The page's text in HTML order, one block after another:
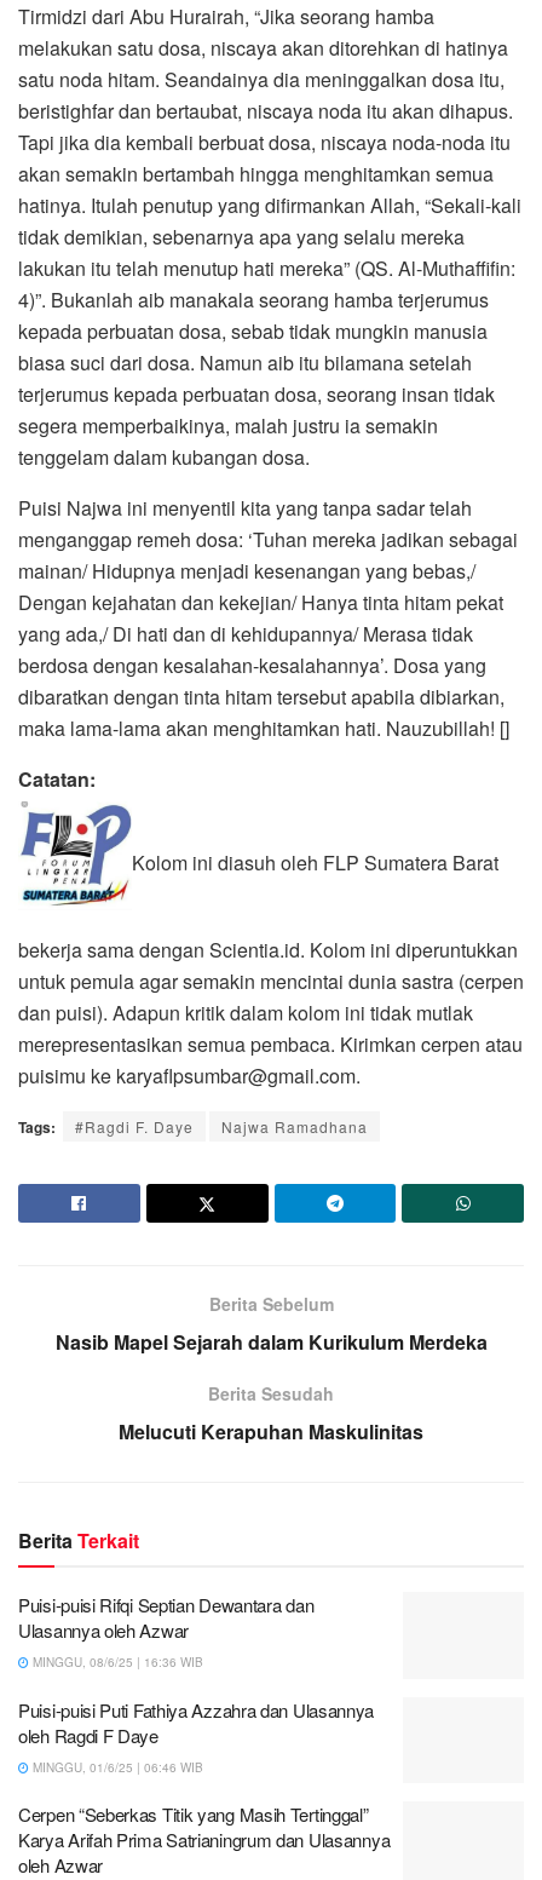
Tirmidzi dari Abu Hurairah, “Jika seorang hamba
melakukan satu dosa, niscaya akan ditorehkan di hatinya
satu noda hitam. Seandainya dia meninggalkan dosa itu,
beristighfar dan bertaubat, niscaya noda itu akan dihapus.
Tapi jika dia kembali berbuat dosa, niscaya noda-noda itu
akan semakin bertambah hingga menghitamkan semua
hatinya. Itulah penutup yang difirmankan Allah, “Sekali-kali
tidak demikian, sebenarnya apa yang selalu mereka
lakukan itu telah menutup hati mereka” (QS. Al-Muthaffifin:
4)”. Bukanlah aib manakala seorang hamba terjerumus
kepada perbuatan dosa, sebab tidak mungkin manusia
biasa suci dari dosa. Namun aib itu bilamana setelah
terjerumus kepada perbuatan dosa, seorang insan tidak
segera memperbaikinya, malah justru ia semakin
tenggelam dalam kubangan dosa.
Puisi Najwa ini menyentil kita yang tanpa sadar telah
menganggap remeh dosa: ‘Tuhan mereka jadikan sebagai
mainan/ Hidupnya menjadi kesenangan yang bebas,/
Dengan kejahatan dan kekejian/ Hanya tinta hitam pekat
yang ada,/ Di hati dan di kehidupannya/ Merasa tidak
berdosa dengan kesalahan-kesalahannya’. Dosa yang
dibaratkan dengan tinta hitam tersebut apabila dibiarkan,
maka lama-lama akan menghitamkan hati. Nauzubillah! []
Catatan:
Kolom ini diasuh oleh FLP Sumatera Barat
bekerja sama dengan Scientia.id. Kolom ini diperuntukkan
untuk pemula agar semakin mencintai dunia sastra (cerpen
dan puisi). Adapun kritik dalam kolom ini tidak mutlak
merepresentasikan semua pembaca. Kirimkan cerpen atau
puisimu ke karyaflpsumbar@gmail.com.
Tags: #Ragdi F. Daye Najwa Ramadhana
Berita Sebelum
Nasib Mapel Sejarah dalam Kurikulum Merdeka
Berita Sesudah
Melucuti Kerapuhan Maskulinitas
BeritaTerkait
Puisi-puisi Rifqi Septian Dewantara dan
Ulasannya oleh Azwar
MINGGU, 08/6/25 | 16:36 WIB
Puisi-puisi Puti Fathiya Azzahra dan Ulasannya
oleh Ragdi F Daye
MINGGU, 01/6/25 | 06:46 WIB
Cerpen “Seberkas Titik yang Masih Tertinggal”
Karya Arifah Prima Satrianingrum dan Ulasannya
oleh Azwar